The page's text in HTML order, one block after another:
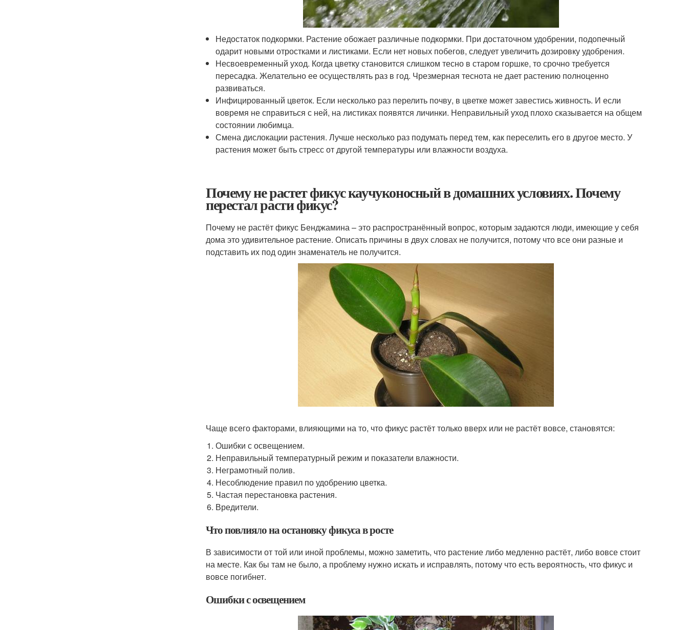
Недостаток подкормки. Растение обожает различные подкормки. При достаточном удобрении, подопечный
одарит новыми отростками и листиками. Если нет новых побегов, следует увеличить дозировку удобрения.
Несвоевременный уход. Когда цветку становится слишком тесно в старом горшке, то срочно требуется
пересадка. Желательно ее осуществлять раз в год. Чрезмерная теснота не дает растению полноценно
развиваться.
Инфицированный цветок. Если несколько раз перелить почву, в цветке может завестись живность. И если
вовремя не справиться с ней, на листиках появятся личинки. Неправильный уход плохо сказывается на общем
состоянии любимца.
Смена дислокации растения. Лучше несколько раз подумать перед тем, как переселить его в другое место. У
растения может быть стресс от другой температуры или влажности воздуха.
Почему не растет фикус каучуконосный в домашних условиях. Почему
перестал расти фикус?
Почему не растёт фикус Бенджамина – это распространённый вопрос, которым задаются люди, имеющие у себя
дома это удивительное растение. Описать причины в двух словах не получится, потому что все они разные и
подставить их под один знаменатель не получится.
Чаще всего факторами, влияющими на то, что фикус растёт только вверх или не растёт вовсе, становятся:
Ошибки с освещением.
Неправильный температурный режим и показатели влажности.
Неграмотный полив.
Несоблюдение правил по удобрению цветка.
Частая перестановка растения.
Вредители.
Что повлияло на остановку фикуса в росте
В зависимости от той или иной проблемы, можно заметить, что растение либо медленно растёт, либо вовсе стоит
на месте. Как бы там не было, а проблему нужно искать и исправлять, потому что есть вероятность, что фикус и
вовсе погибнет.
Ошибки с освещением